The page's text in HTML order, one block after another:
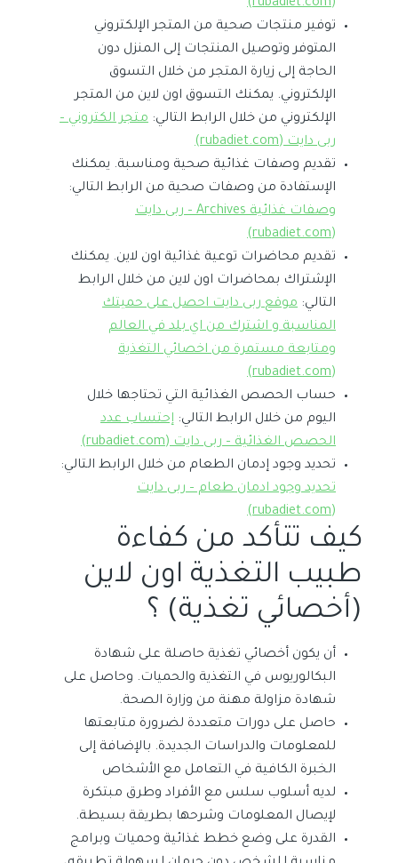
(rubadiet.com)
توفير منتجات صحية من المتجر الإلكتروني
المتوفر وتوصيل المنتجات إلى المنزل دون
الحاجة إلى زيارة المتجر من خلال التسوق
الإلكتروني. يمكنك التسوق اون لاين من المتجر
الإلكتروني من خلال الرابط التالي: متجر الكتروني –
ربى دايت (rubadiet.com)
تقديم وصفات غذائية صحية ومناسبة. يمكنك
الإستفادة من وصفات صحية من الرابط التالي:
وصفات غذائية Archives – ربى دايت
(rubadiet.com)
تقديم محاضرات توعية غذائية اون لاين. يمكنك
الإشتراك بمحاضرات اون لاين من خلال الرابط
التالي: موقع ربى دايت احصل على حميتك
المناسبة و اشترك من اي بلد في العالم
ومتابعة مستمرة من اخصائي التغذية
(rubadiet.com)
حساب الحصص الغذائية التي تحتاجها خلال
اليوم من خلال الرابط التالي: إحتساب عدد
الحصص الغذائية – ربى دايت (rubadiet.com)
تحديد وجود إدمان الطعام من خلال الرابط التالي:
تحديد وجود ادمان طعام – ربى دايت
(rubadiet.com)
كيف تتأكد من كفاءة
طبيب التغذية اون لاين
(أخصائي تغذية) ؟
أن يكون أخصائي تغذية حاصلة على شهادة
البكالوريوس في التغذية والحميات. وحاصل على
شهادة مزاولة مهنة من وزارة الصحة.
حاصل على دورات متعددة لضرورة متابعتها
للمعلومات والدراسات الجديدة. بالإضافة إلى
الخبرة الكافية في التعامل مع الأشخاص
لديه أسلوب سلس مع الأفراد وطرق مبتكرة
لإيصال المعلومات وشرحها بطريقة بسيطة.
القدرة على وضع خطط غذائية وحميات وبرامج